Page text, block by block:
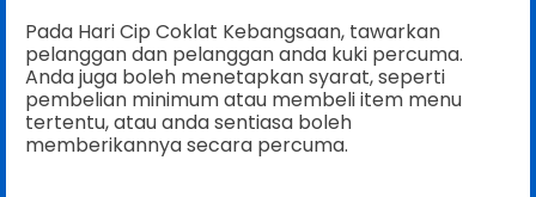
Pada Hari Cip Coklat Kebangsaan, tawarkan
pelanggan dan pelanggan anda kuki percuma.
Anda juga boleh menetapkan syarat, seperti
pembelian minimum atau membeli item menu
tertentu, atau anda sentiasa boleh
memberikannya secara percuma.